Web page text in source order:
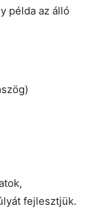
példa az álló
fejlesztjük.